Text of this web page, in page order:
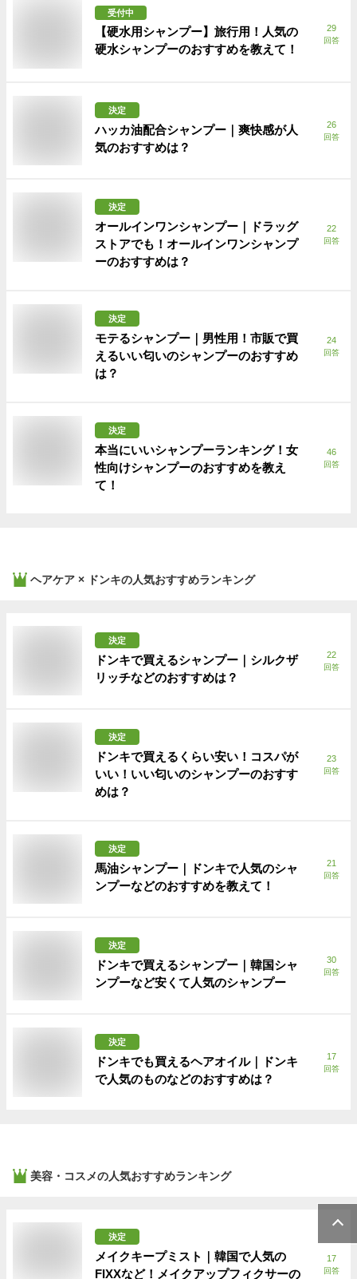
受付中
【硬水用シャンプー】旅行用！人気の
硬水シャンプーのおすすめを教えて！
29
回答
決定
ハッカ油配合シャンプー｜爽快感が人
気のおすすめは？
26
回答
決定
オールインワンシャンプー｜ドラッグ
ストアでも！オールインワンシャンプ
ーのおすすめは？
22
回答
決定
モテるシャンプー｜男性用！市販で買
えるいい匂いのシャンプーのおすすめ
は？
24
回答
決定
本当にいいシャンプーランキング！女
性向けシャンプーのおすすめを教え
て！
46
回答
ヘアケア × ドンキの人気おすすめランキング
決定
ドンキで買えるシャンプー｜シルクザ
リッチなどのおすすめは？
22
回答
決定
ドンキで買えるくらい安い！コスパが
いい！いい匂いのシャンプーのおすす
めは？
23
回答
決定
馬油シャンプー｜ドンキで人気のシャ
ンプーなどのおすすめを教えて！
21
回答
決定
ドンキで買えるシャンプー｜韓国シャ
ンプーなど安くて人気のシャンプー
30
回答
決定
ドンキでも買えるヘアオイル｜ドンキ
で人気のものなどのおすすめは？
17
回答
美容・コスメの人気おすすめランキング
決定
メイクキープミスト｜韓国で人気の
FIXXなど！メイクアップフィクサーの
17
回答